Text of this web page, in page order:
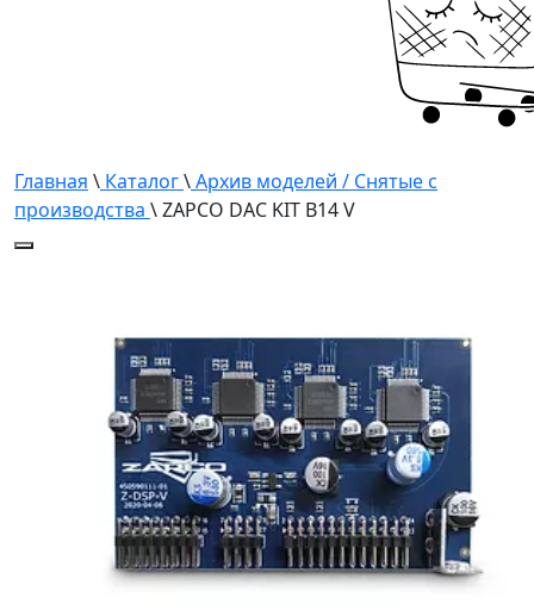
Главная \ Каталог\Архив моделей / Снятые с
производства \ ZAPCO DAC KIT B14 V